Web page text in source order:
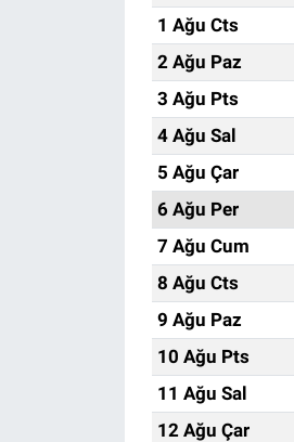
1 Ağu Cts
2 Ağu Paz
3 Ağu Pts
4 Ağu Sal
5 Ağu Çar
6 Ağu Per
7 Ağu Cum
8 Ağu Cts
9 Ağu Paz
10 Ağu Pts
11 Ağu Sal
12 Ağu Çar